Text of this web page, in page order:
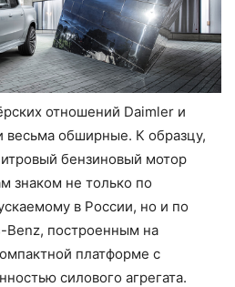
отношений Daimler и
весьма обширные. К образцу,
бензиновый мотор
знаком не только по
в России, но и по
построенным на
платформе с
силового агрегата.